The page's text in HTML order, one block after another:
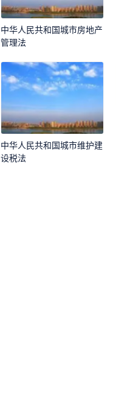
中华人民共和国城市房地产
管理法
中华人民共和国城市维护建
设税法